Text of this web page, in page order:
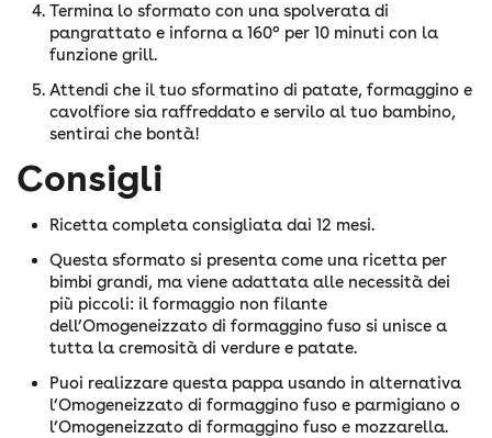
Termina lo sformato con una spolverata di
pangrattato e inforna a 160° per 10 minuti con la
funzione grill.
Attendi che il tuo sformatino di patate, formaggino e
cavolfiore sia raffreddato e servilo al tuo bambino,
sentirai che bontà!
Consigli
Ricetta completa consigliata dai 12 mesi.
Questa sformato si presenta come una ricetta per
bimbi grandi, ma viene adattata alle necessità dei
più piccoli: il formaggio non filante
dell’Omogeneizzato di formaggino fuso si unisce a
tutta la cremosità di verdure e patate.
Puoi realizzare questa pappa usando in alternativa
l’Omogeneizzato di formaggino fuso e parmigiano o
l’Omogeneizzato di formaggino fuso e mozzarella.